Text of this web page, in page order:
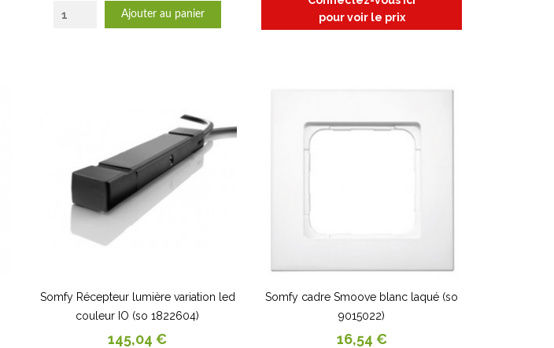
Ajouter au panier
pour voir le prix
Somfy Récepteur lumière variation led
couleur IO (so 1822604)
Prix
145,04 €
Somfy cadre Smoove blanc laqué (so
9015022)
Prix
16,54 €